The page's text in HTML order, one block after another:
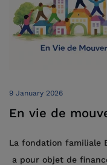
9 January 2026
En vie de
La fondation familiale
a pour objet de